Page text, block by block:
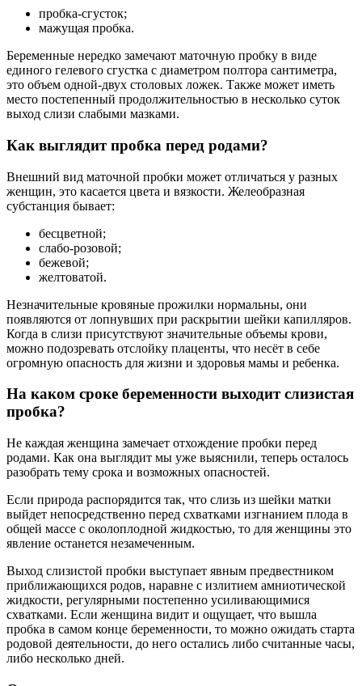
пробка-сгусток;
мажущая пробка.
Беременные нередко замечают маточную пробку в виде
единого гелевого сгустка с диаметром полтора сантиметра,
это объем одной-двух столовых ложек. Также может иметь
место постепенный продолжительностью в несколько суток
выход слизи слабыми мазками.
Как выглядит пробка перед родами?
Внешний вид маточной пробки может отличаться у разных
женщин, это касается цвета и вязкости. Желеобразная
субстанция бывает:
бесцветной;
слабо-розовой;
бежевой;
желтоватой.
Незначительные кровяные прожилки нормальны, они
появляются от лопнувших при раскрытии шейки капилляров.
Когда в слизи присутствуют значительные объемы крови,
можно подозревать отслойку плаценты, что несёт в себе
огромную опасность для жизни и здоровья мамы и ребенка.
На каком сроке беременности выходит слизистая
пробка?
Не каждая женщина замечает отхождение пробки перед
родами. Как она выглядит мы уже выяснили, теперь осталось
разобрать тему срока и возможных опасностей.
Если природа распорядится так, что слизь из шейки матки
выйдет непосредственно перед схватками изгнанием плода в
общей массе с околоплодной жидкостью, то для женщины это
явление останется незамеченным.
Выход слизистой пробки выступает явным предвестником
приближающихся родов, наравне с излитием амниотической
жидкости, регулярными постепенно усиливающимися
схватками. Если женщина видит и ощущает, что вышла
пробка в самом конце беременности, то можно ожидать старта
родовой деятельности, до него остались либо считанные часы,
либо несколько дней.